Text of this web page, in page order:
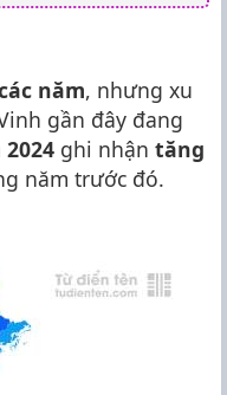
năm, nhưng xu
gần đây đang
ghi nhận tăng
năm trước đó.